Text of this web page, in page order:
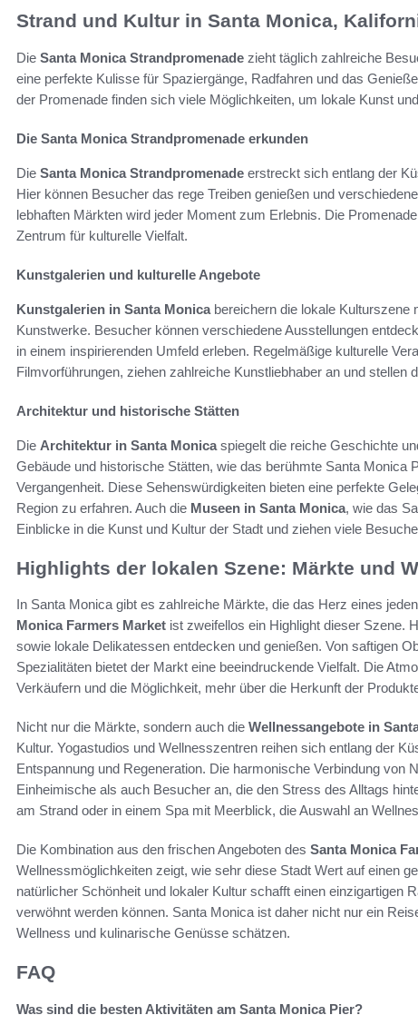
Strand und Kultur in Santa Monica,
Die Santa Monica Strandpromenade zieht täglich zahlreiche
eine perfekte Kulisse für Spaziergänge, Radfahren und das
der Promenade finden sich viele Möglichkeiten, um lokale Kunst
Die Santa Monica Strandpromenade erkunden
Die Santa Monica Strandpromenade erstreckt sich entlang der
Hier können Besucher das rege Treiben genießen und
lebhaften Märkten wird jeder Moment zum Erlebnis. Die
Zentrum für kulturelle Vielfalt.
Kunstgalerien und kulturelle Angebote
Kunstgalerien in Santa Monicabereichern die lokale Kulturszene
Kunstwerke. Besucher können verschiedene Ausstellungen
in einem inspirierenden Umfeld erleben. Regelmäßige kulturelle
Filmvorführungen, ziehen zahlreiche Kunstliebhaber an und stellen
Architektur und historische Stätten
Die Architektur in Santa Monicaspiegelt die reiche Geschichte
Gebäude und historische Stätten, wie das berühmte Santa Monica
Vergangenheit. Diese Sehenswürdigkeiten bieten eine perfekte
Region zu erfahren. Auch die Museen in Santa Monica, wie das
Einblicke in die Kunst und Kultur der Stadt und ziehen viele
Highlights der lokalen Szene: Märkte und
In Santa Monica gibt es zahlreiche Märkte, die das Herz eines
Monica Farmers Market ist zweifellos ein Highlight dieser Szene.
sowie lokale Delikatessen entdecken und genießen. Von saftigen
Spezialitäten bietet der Markt eine beeindruckende Vielfalt. Die
Verkäufern und die Möglichkeit, mehr über die Herkunft der
Nicht nur die Märkte, sondern auch die Wellnessangebote in
Kultur. Yogastudios und Wellnesszentren reihen sich entlang der
Entspannung und Regeneration. Die harmonische Verbindung von
Einheimische als auch Besucher an, die den Stress des Alltags
am Strand oder in einem Spa mit Meerblick, die Auswahl an
Die Kombination aus den frischen Angeboten des Santa Monica
Wellnessmöglichkeiten zeigt, wie sehr diese Stadt Wert auf einen
natürlicher Schönheit und lokaler Kultur schafft einen einzigartigen
verwöhnt werden können. Santa Monica ist daher nicht nur ein
Wellness und kulinarische Genüsse schätzen.
FAQ
Was sind die besten Aktivitäten am Santa Monica Pier?